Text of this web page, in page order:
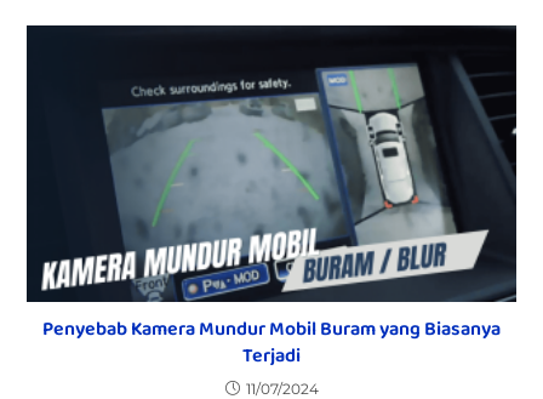
Penyebab Kamera Mundur Mobil Buram yang Biasanya
Terjadi
11/07/2024